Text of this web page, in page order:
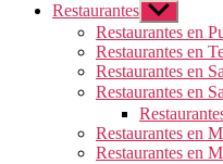
Restaurantes Mostrar
el
submenú
Restaurantes en
Restaurantes en
Restaurantes en
Restaurantes en
Restaurantes en
Restaurantes en